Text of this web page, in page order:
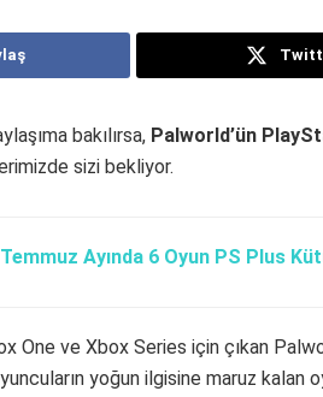
bakılırsa, Palworld’ün
sizi bekliyor.
Temmuz Ayında 6 Oyun PS Plus
One ve Xbox Series için çıkan
yoğun ilgisine maruz kalan